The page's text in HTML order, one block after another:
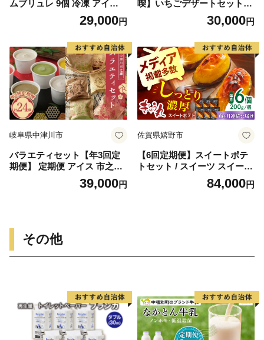
ムブリュレ 9個 冷凍 アイス
プリン カタラーナ スイーツ
デザート 卵 お菓子 洋菓子 焼
キャラメル ミルク個 牛乳 生
クリーム 包装 贈答 飯テロ 夜
食 贅沢 ご褒美 贈り物 お取り
寄せグルメ アフタヌーンティ
ー 高知 高知県 須崎
29,000円
喫】いちごデザートセット_
30,000円
岐阜県中津川市
バラエティセット【年3回定
期便】 定期便 アイス 市之瀬
アイスクリーム ジェラート
最中 最中アイス 贈答 家族パ
せ デザート お試しセット F4
N-1830
39,000円
佐賀県嬉野市
【6回定期便】スイートポテ
トセット / スイーツ スイート
ポテト デザート レストラン
名店 【ぎゅう丸】 [NCQ123]
84,000円
その他